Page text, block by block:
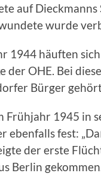
auf
wurde
1944 häuften
der OHE. Bei
Bürger
Frühjahr 1945 in
ebenfalls fest:
der erste
Berlin